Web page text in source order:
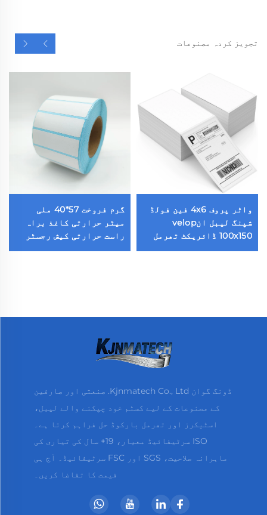
تجویز کردہ مصنوعات
واٹر پروف 4x6 فین فولڈ
شپنگ لیبل انvelop
100x150 ڈائریکٹ تھرمل
چپچ کاغذ سفید خالی
گرم فروخت 57*40 ملی
میٹر حرارتی کاغذ براہ
راست حرارتی کیش رجسٹر
کاغذی رول 80 ملی میٹر
ڈونگ گوان Kjnmatech Co., Ltd. صنعتی اور صارفین
کے مصنوعات کے لیے کسٹم خود چپکنے والے لیبل،
اسٹیکرز اور تھرمل بارکوڈ حل فراہم کرتا ہے۔
ISO سرٹیفائیڈ معیار، 19+ سال کی تیاری کی
ماہرانہ صلاحیت، SGS اور FSC سرٹیفائیڈ۔ آج ہی
قیمت کا تقاضا کریں۔